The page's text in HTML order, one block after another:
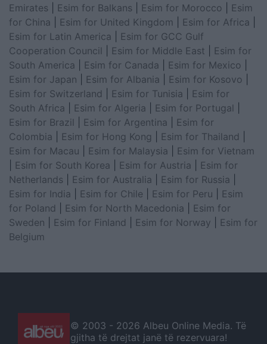
Emirates
Esim for Balkans Esim for Morocco
Esim
for China
Esim for United Kingdom Esim for Africa
Esim for Latin America
Esim for GCC Gulf
Cooperation Council
Esim for Middle East
Esim for
South America
Esim for Canada Esim for Mexico
Esim for Japan
Esim for Albania Esim for Kosovo
Esim for Switzerland
Esim for Tunisia
Esim for
South Africa
Esim for Algeria Esim for Portugal
Esim for Brazil
Esim for Argentina
Esim for
Colombia
Esim for Hong Kong Esim for Thailand
Esim for Macau
Esim for Malaysia
Esim for Vietnam
Esim for South Korea Esim for Austria
Esim for
Netherlands
Esim for Australia Esim for Russia
Esim for India
Esim for Chile Esim for Peru
Esim
for Poland
Esim for North Macedonia
Esim for
Sweden
Esim for Finland Esim for Norway
Esim for
Belgium
© 2003 - 2026 Albeu Online Media. Të
gjitha të drejtat janë të rezervuara!